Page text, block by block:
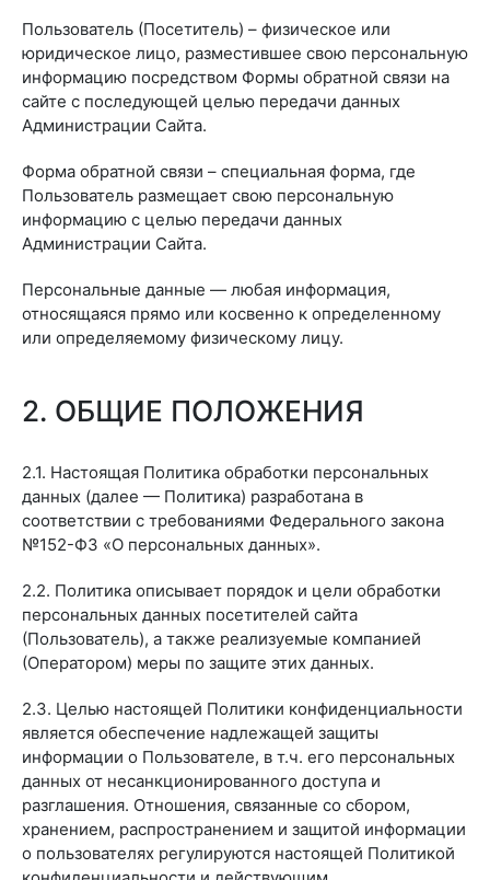
Пользователь (Посетитель) – физическое или
юридическое лицо, разместившее свою персональную
информацию посредством Формы обратной связи на
сайте с последующей целью передачи данных
Администрации Сайта.
Форма обратной связи – специальная форма, где
Пользователь размещает свою персональную
информацию с целью передачи данных
Администрации Сайта.
Персональные данные — любая информация,
относящаяся прямо или косвенно к определенному
или определяемому физическому лицу.
2. ОБЩИЕ ПОЛОЖЕНИЯ
2.1. Настоящая Политика обработки персональных
данных (далее — Политика) разработана в
соответствии с требованиями Федерального закона
№152-ФЗ «О персональных данных».
2.2. Политика описывает порядок и цели обработки
персональных данных посетителей сайта
(Пользователь), а также реализуемые компанией
(Оператором) меры по защите этих данных.
2.3. Целью настоящей Политики конфиденциальности
является обеспечение надлежащей защиты
информации о Пользователе, в т.ч. его персональных
данных от несанкционированного доступа и
разглашения. Отношения, связанные со сбором,
хранением, распространением и защитой информации
о пользователях регулируются настоящей Политикой